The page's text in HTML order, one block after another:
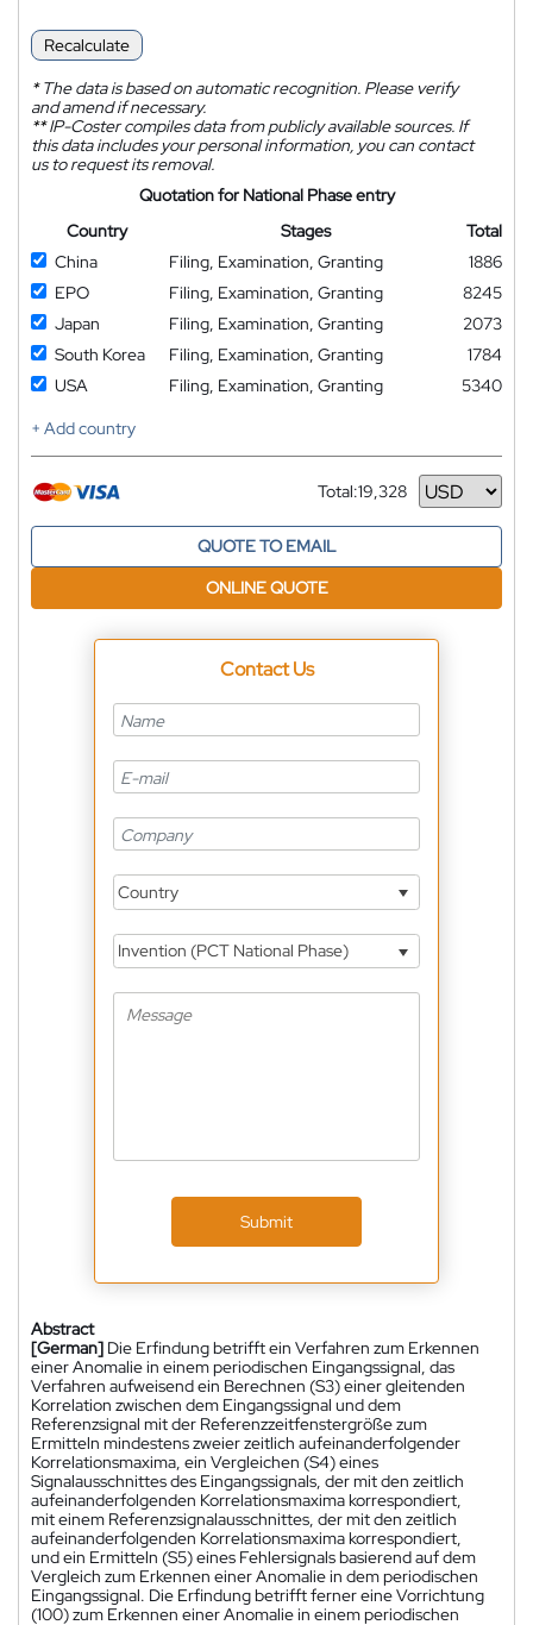
Recalculate
*The data is based on automatic recognition. Please verify
and amend if necessary.
**IP-Coster compiles data from publicly available sources. If
this data includes your personal information, you can contact
us to request its removal.
Quotation for National Phase entry
Country
Stages
Total
China
Filing, Examination, Granting
1886
EPO
Filing, Examination, Granting
8245
Japan
Filing, Examination, Granting
2073
South Korea
Filing, Examination, Granting
1784
USA
Filing, Examination, Granting
5340
+ Add country
Total:19,328
Currency
QUOTE TO EMAIL
ONLINE QUOTE
Contact Us
Country
Invention (PCT National Phase)
Submit
Abstract
[German] Die Erfindung betrifft ein Verfahren zum Erkennen
einer Anomalie in einem periodischen Eingangssignal, das
Verfahren aufweisend ein Berechnen (S3) einer gleitenden
Korrelation zwischen dem Eingangssignal und dem
Referenzsignal mit der Referenzzeitfenstergröße zum
Ermitteln mindestens zweier zeitlich aufeinanderfolgender
Korrelationsmaxima, ein Vergleichen (S4) eines
Signalausschnittes des Eingangssignals, der mit den zeitlich
aufeinanderfolgenden Korrelationsmaxima korrespondiert,
mit einem Referenzsignalausschnittes, der mit den zeitlich
aufeinanderfolgenden Korrelationsmaxima korrespondiert,
und ein Ermitteln (S5) eines Fehlersignals basierend auf dem
Vergleich zum Erkennen einer Anomalie in dem periodischen
Eingangssignal. Die Erfindung betrifft ferner eine Vorrichtung
(100) zum Erkennen einer Anomalie in einem periodischen